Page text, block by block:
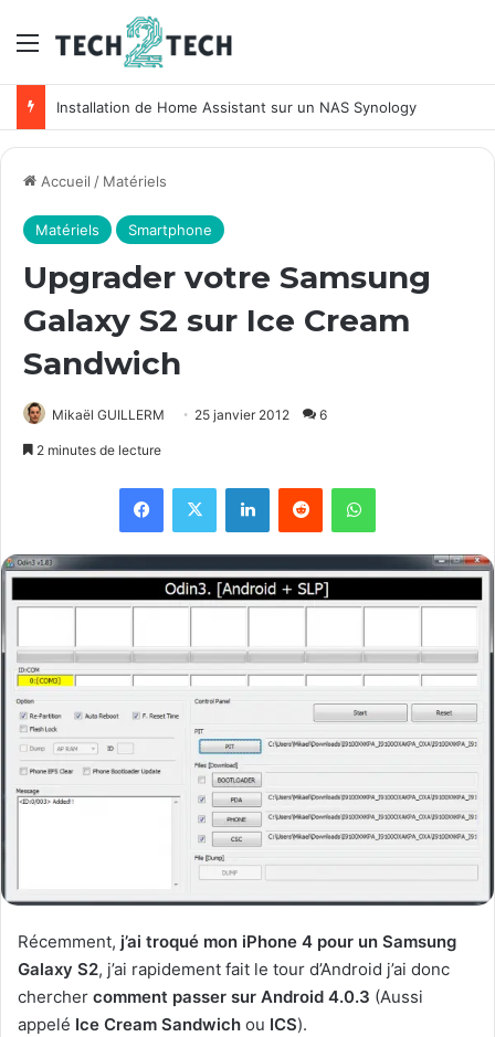
Menu
Installation de Home Assistant sur un NAS Synology
Accueil / Matériels
Matériels Smartphone
Upgrader votre Samsung
Galaxy S2 sur Ice Cream
Sandwich
Mikaël GUILLERM 25 janvier 2012 6
2 minutes de lecture
Récemment, j’ai troqué mon iPhone 4 pour un Samsung
Galaxy S2, j’ai rapidement fait le tour d’Android j’ai donc
chercher comment passer sur Android 4.0.3 (Aussi
appelé Ice Cream Sandwich ou ICS).